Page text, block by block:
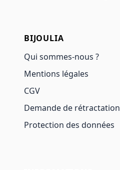
BIJOULIA
Qui sommes-nous ?
Mentions légales
CGV
Demande de rétractation
Protection des données